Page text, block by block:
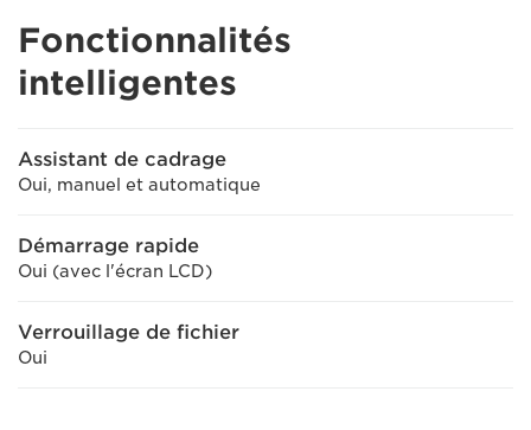
Fonctionnalités
intelligentes
Assistant de cadrage
Oui, manuel et automatique
Démarrage rapide
Oui (avec l'écran LCD)
Verrouillage de fichier
Oui